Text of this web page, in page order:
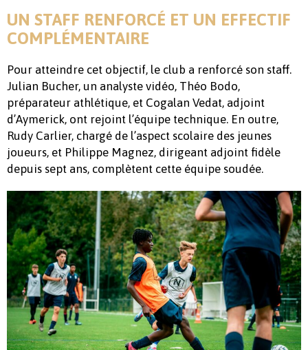
UN STAFF RENFORCÉ ET UN EFFECTIF
COMPLÉMENTAIRE
Pour atteindre cet objectif, le club a renforcé son staff.
Julian Bucher, un analyste vidéo, Théo Bodo,
préparateur athlétique, et Cogalan Vedat, adjoint
d’Aymerick, ont rejoint l’équipe technique. En outre,
Rudy Carlier, chargé de l’aspect scolaire des jeunes
joueurs, et Philippe Magnez, dirigeant adjoint fidèle
depuis sept ans, complètent cette équipe soudée.